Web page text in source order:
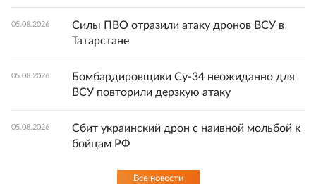
05.08.2026
Силы ПВО отразили атаку дронов ВСУ в
Татарстане
05.08.2026
Бомбардировщики Су-34 неожиданно для
ВСУ повторили дерзкую атаку
05.08.2026
Сбит украинский дрон с наивной мольбой к
бойцам РФ
Все новости